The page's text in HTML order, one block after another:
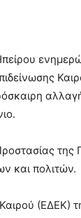
της
και πολιτών.
(ΕΔΕΚ)